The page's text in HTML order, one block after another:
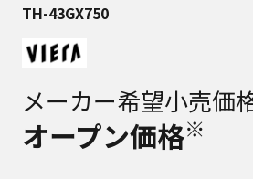
TH-43GX750
メーカー希望小売価
オープン価格※